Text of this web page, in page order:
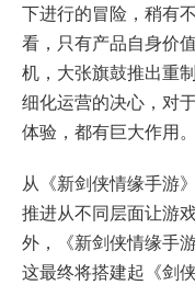
下进行的冒险，稍有
看，只有产品自身价
机，大张旗鼓推出重
细化运营的决心，对
体验，都有巨大作用。
从《新剑侠情缘手游
推进从不同层面让游
外，《新剑侠情缘手
这最终将搭建起《剑